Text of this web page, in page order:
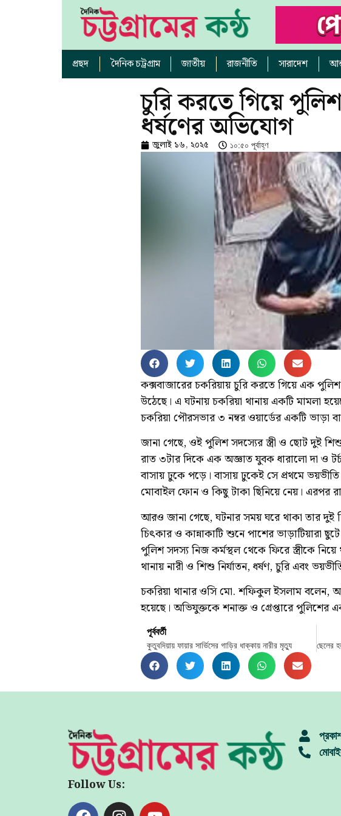
প্রছদ দৈনিক চট্রগ্রাম জাতীয় রাজনীতি সারাদেশ
চুরি করতে গিয়ে পুলিশ
ধর্ষণের অভিযোগ
জুলাই ১৬, ২০২৫ ১০:৫০ পূর্বাহ্ণ
কক্সবাজারের চকরিয়ায় চুরি করতে গিয়ে এক পুলিশ
উঠেছে। এ ঘটনায় চকরিয়া থানায় একটি মামলা
চকরিয়া পৌরসভার ৩ নম্বর ওয়ার্ডের একটি ভাড়া
জানা গেছে, ওই পুলিশ সদস্যের স্ত্রী ও ছোট দুই
রাত ৩টার দিকে এক অজ্ঞাত যুবক ধারালো দা ও
বাসায় ঢুকে পড়ে। বাসায় ঢুকেই সে প্রথমে ভয়ভীতি
মোবাইল ফোন ও কিছু টাকা ছিনিয়ে নেয়। এরপর
আরও জানা গেছে, ঘটনার সময় ঘরে থাকা তার দুই
চিৎকার ও কান্নাকাটি শুনে পাশের ভাড়াটিয়ারা
পুলিশ সদস্য নিজ কর্মস্থল থেকে ফিরে স্ত্রীকে
থানায় নারী ও শিশু নির্যাতন, ধর্ষণ, চুরি এবং
চকরিয়া থানার ওসি মো. শফিকুল ইসলাম
হয়েছে। অভিযুক্তকে শনাক্ত ও গ্রেপ্তারে
পূর্ববর্তী
কুতুবদিয়ায় ফায়ার সার্ভিসের গাড়ির ধাক্কায় নারীর মৃত্যু
Follow Us: